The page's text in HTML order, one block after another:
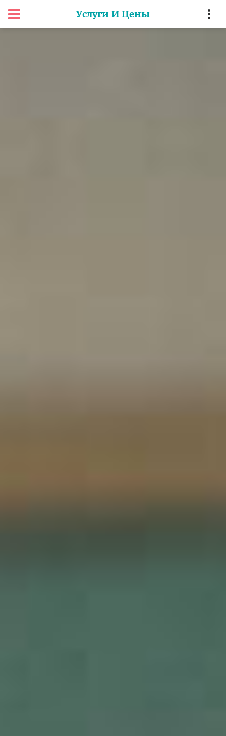
Услуги И Цены